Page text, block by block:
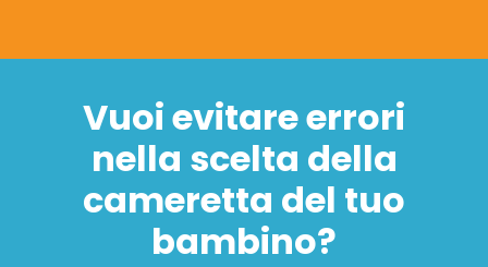
Vuoi evitare errori
nella scelta della
cameretta del tuo
bambino?